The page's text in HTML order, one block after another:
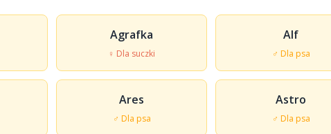
Agrafka
♀ Dla suczki
Alf
♂ Dla psa
Ares
♂ Dla psa
Astro
♂ Dla psa